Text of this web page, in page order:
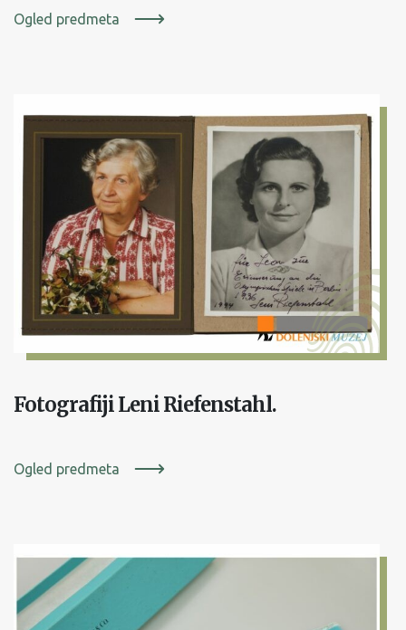
Ogled predmeta
Fotografiji Leni Riefenstahl.
Ogled predmeta